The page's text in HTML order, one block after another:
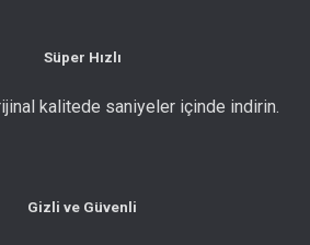
Süper Hızlı
kalitede saniyeler içinde indirin.
Gizli ve Güvenli